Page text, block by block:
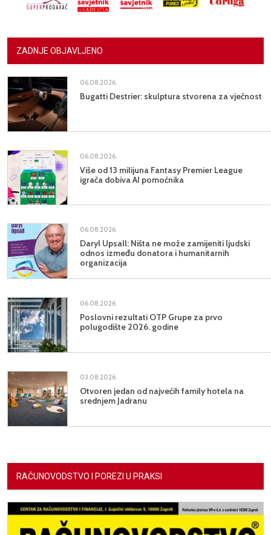
ZADNJE OBJAVLJENO
06.08.2026.
Bugatti Destrier: skulptura stvorena za vječnost
06.08.2026.
Više od 13 milijuna Fantasy Premier League
igrača dobiva AI pomoćnika
06.08.2026.
Daryl Upsall: Ništa ne može zamijeniti ljudski
odnos između donatora i humanitarnih
organizacija
06.08.2026.
Poslovni rezultati OTP Grupe za prvo
polugodište 2026. godine
03.08.2026.
Otvoren jedan od najvećih family hotela na
srednjem Jadranu
RAČUNOVODSTVO I POREZI U PRAKSI